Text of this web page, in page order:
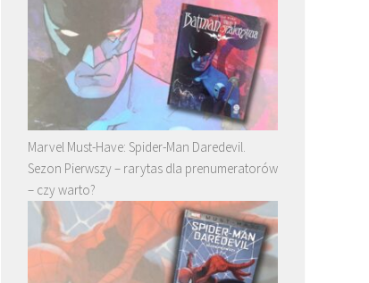
Marvel Must-Have: Spider-Man Daredevil.
Sezon Pierwszy – rarytas dla prenumeratorów
– czy warto?